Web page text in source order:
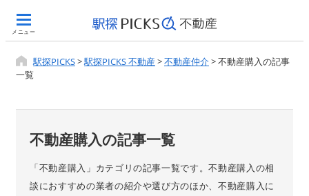
メニュー
駅探PICKS>駅探PICKS 不動産>不動産仲介>不動産購入の記事
一覧
不動産購入の記事一覧
「不動産購入」カテゴリの記事一覧です。不動産購入の相
談におすすめの業者の紹介や選び方のほか、不動産購入に